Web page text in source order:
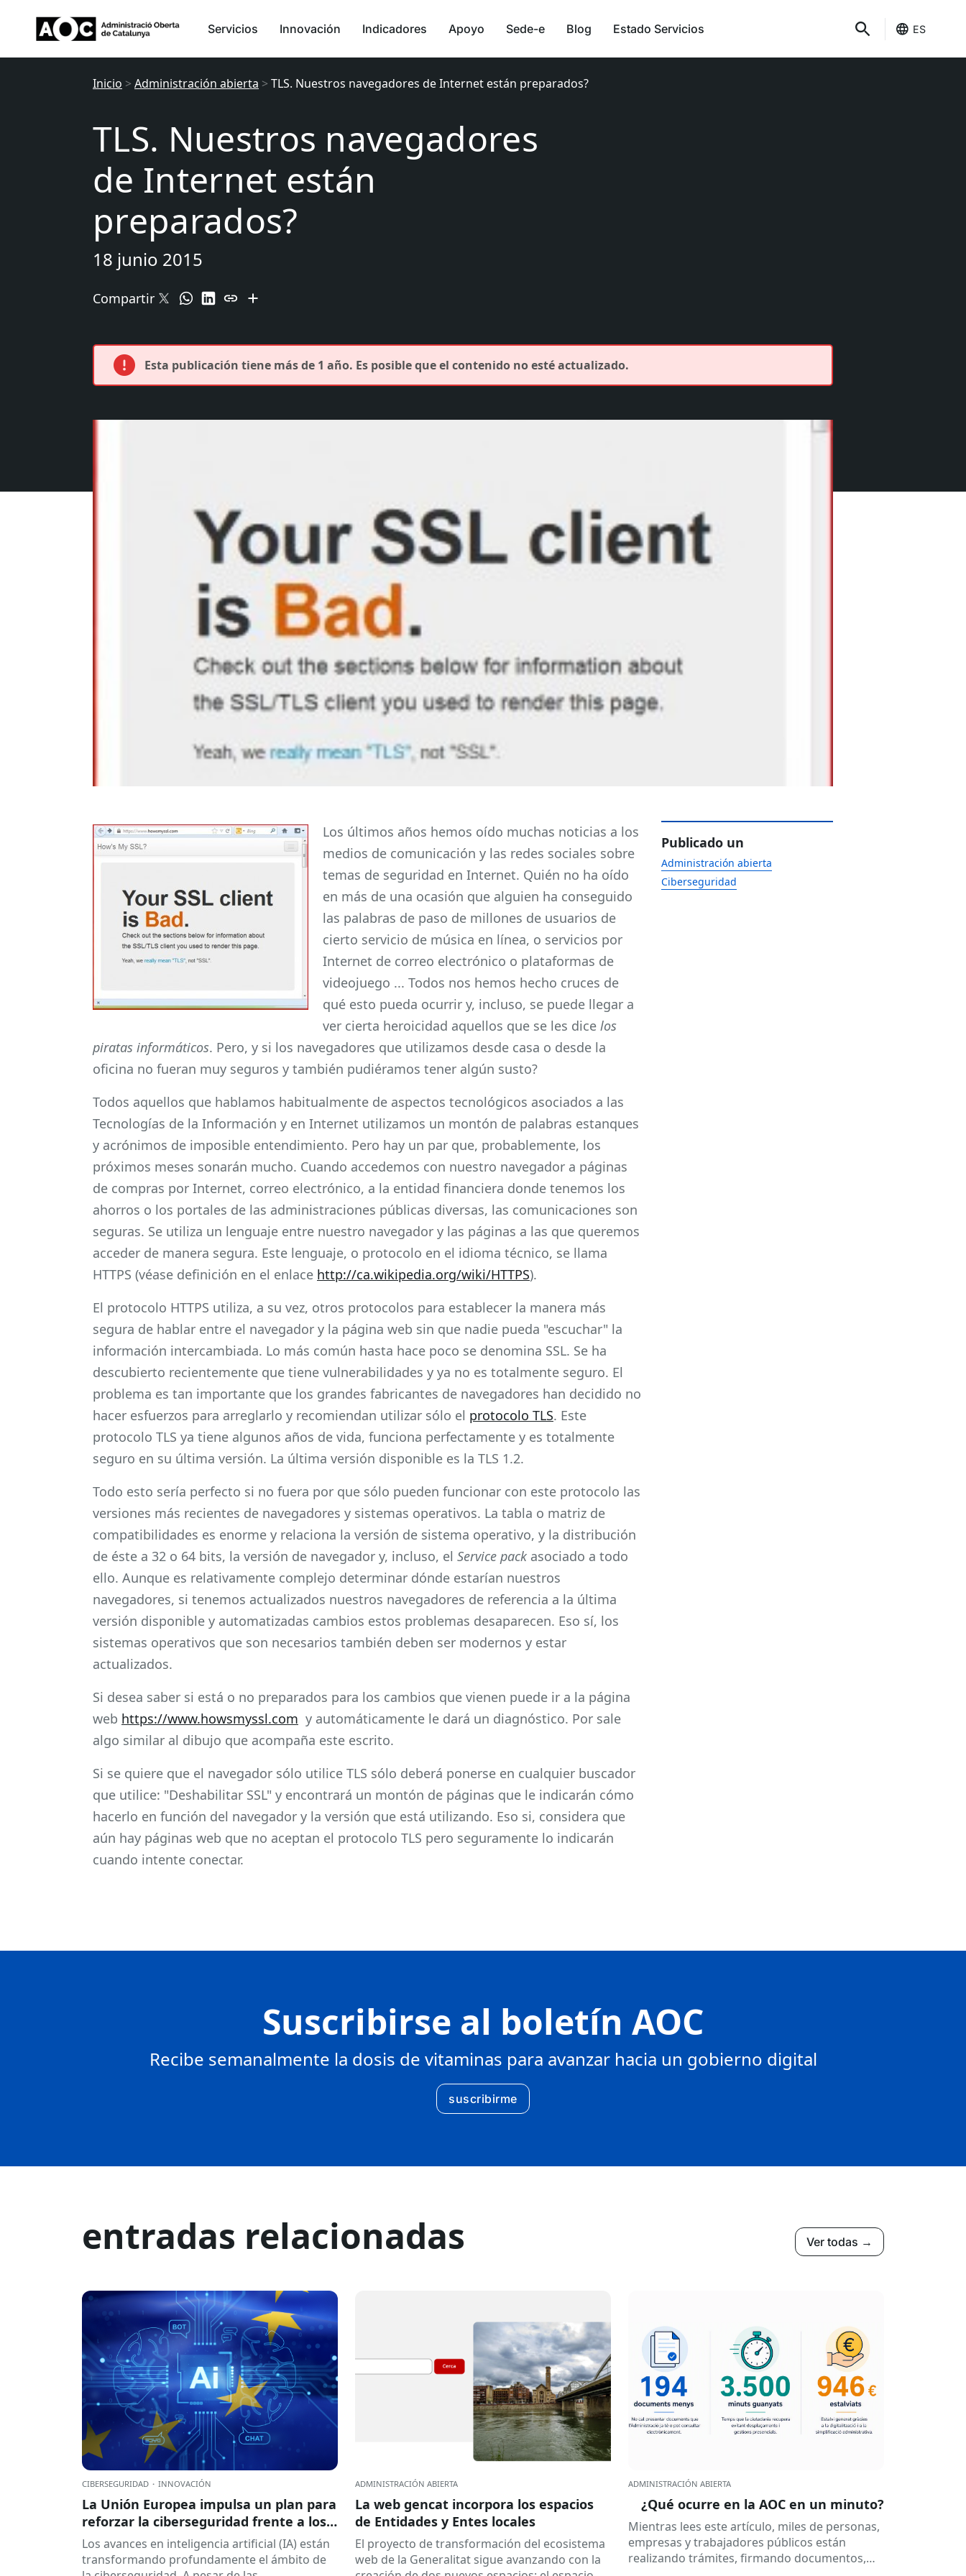
Servicios Innovación Indicadores Apoyo Sede-e Blog Estado Servicios ES
Inicio >Administración abierta >TLS. Nuestros navegadores de Internet están preparados?
TLS. Nuestros navegadores
de Internet están
preparados?
18 junio 2015
Compartir
Esta publicación tiene más de 1 año. Es posible que el contenido no esté actualizado.
Los últimos años hemos oído muchas noticias a los
medios de comunicación y las redes sociales sobre
temas de seguridad en Internet. Quién no ha oído
en más de una ocasión que alguien ha conseguido
las palabras de paso de millones de usuarios de
cierto servicio de música en línea, o servicios por
Internet de correo electrónico o plataformas de
videojuego ... Todos nos hemos hecho cruces de
qué esto pueda ocurrir y, incluso, se puede llegar a
ver cierta heroicidad aquellos que se les dice los
piratas informáticos. Pero, y si los navegadores que utilizamos desde casa o desde la
oficina no fueran muy seguros y también pudiéramos tener algún susto?
Todos aquellos que hablamos habitualmente de aspectos tecnológicos asociados a las
Tecnologías de la Información y en Internet utilizamos un montón de palabras estanques
y acrónimos de imposible entendimiento. Pero hay un par que, probablemente, los
próximos meses sonarán mucho. Cuando accedemos con nuestro navegador a páginas
de compras por Internet, correo electrónico, a la entidad financiera donde tenemos los
ahorros o los portales de las administraciones públicas diversas, las comunicaciones son
seguras. Se utiliza un lenguaje entre nuestro navegador y las páginas a las que queremos
acceder de manera segura. Este lenguaje, o protocolo en el idioma técnico, se llama
HTTPS (véase definición en el enlace http://ca.wikipedia.org/wiki/HTTPS).
El protocolo HTTPS utiliza, a su vez, otros protocolos para establecer la manera más
segura de hablar entre el navegador y la página web sin que nadie pueda "escuchar" la
información intercambiada. Lo más común hasta hace poco se denomina SSL. Se ha
descubierto recientemente que tiene vulnerabilidades y ya no es totalmente seguro. El
problema es tan importante que los grandes fabricantes de navegadores han decidido no
hacer esfuerzos para arreglarlo y recomiendan utilizar sólo el protocolo TLS. Este
protocolo TLS ya tiene algunos años de vida, funciona perfectamente y es totalmente
seguro en su última versión. La última versión disponible es la TLS 1.2.
Todo esto sería perfecto si no fuera por que sólo pueden funcionar con este protocolo las
versiones más recientes de navegadores y sistemas operativos. La tabla o matriz de
compatibilidades es enorme y relaciona la versión de sistema operativo, y la distribución
de éste a 32 o 64 bits, la versión de navegador y, incluso, el Service pack asociado a todo
ello. Aunque es relativamente complejo determinar dónde estarían nuestros
navegadores, si tenemos actualizados nuestros navegadores de referencia a la última
versión disponible y automatizadas cambios estos problemas desaparecen. Eso sí, los
sistemas operativos que son necesarios también deben ser modernos y estar
actualizados.
Si desea saber si está o no preparados para los cambios que vienen puede ir a la página
web https://www.howsmyssl.com y automáticamente le dará un diagnóstico. Por sale
algo similar al dibujo que acompaña este escrito.
Si se quiere que el navegador sólo utilice TLS sólo deberá ponerse en cualquier buscador
que utilice: "Deshabilitar SSL" y encontrará un montón de páginas que le indicarán cómo
hacerlo en función del navegador y la versión que está utilizando. Eso si, considera que
aún hay páginas web que no aceptan el protocolo TLS pero seguramente lo indicarán
cuando intente conectar.
Publicado un
Administración abierta
Ciberseguridad
Suscribirse al boletín AOC
Recibe semanalmente la dosis de vitaminas para avanzar hacia un gobierno digital
suscribirme
entradas relacionadas Ver todas →
CIBERSEGURIDAD · INNOVACIÓN
La Unión Europea impulsa un plan para
reforzar la ciberseguridad frente a los
retos de la inteligencia artificial
Los avances en inteligencia artificial (IA) están
transformando profundamente el ámbito de
ADMINISTRACIÓN ABIERTA
La web gencat incorpora los espacios
de Entidades y Entes locales
El proyecto de transformación del ecosistema
web de la Generalitat sigue avanzando con la
ADMINISTRACIÓN ABIERTA
¿Qué ocurre en la AOC en un minuto?
Mientras lees este artículo, miles de personas,
empresas y trabajadores públicos están
realizando trámites, firmando documentos,